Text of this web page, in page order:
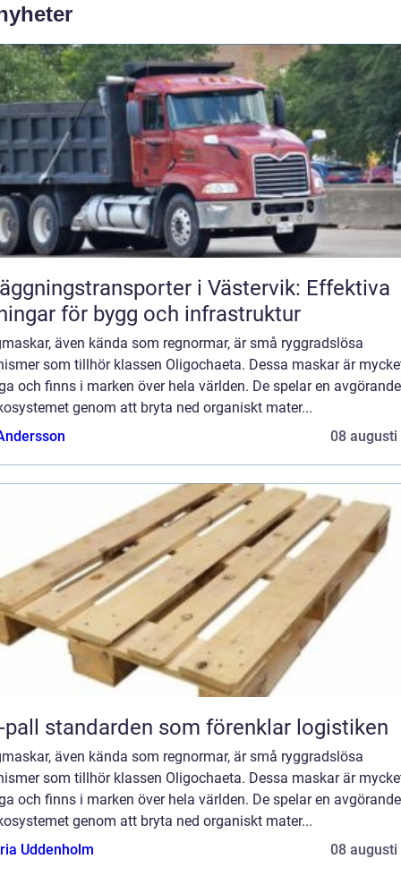
i Västervik: Effektiva
för bygg och infrastruktur
även kända som regnormar, är små ryggradslösa
som tillhör klassen Oligochaeta. Dessa maskar är
och finns i marken över hela världen. De spelar en
genom att bryta ned organiskt mater...
08 augusti
Eur-pall standarden som förenklar logistiken
även kända som regnormar, är små ryggradslösa
som tillhör klassen Oligochaeta. Dessa maskar är
och finns i marken över hela världen. De spelar en
genom att bryta ned organiskt mater...
Uddenholm
08 augusti